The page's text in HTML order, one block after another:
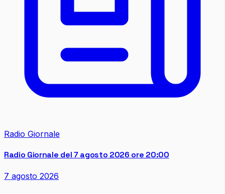
Radio Giornale
Radio Giornale del 7 agosto 2026 ore 20:00
7 agosto 2026